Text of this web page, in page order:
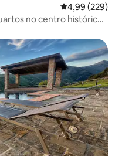
4,99 de uma
4,99 (229)
no centro histórico
hóspedes